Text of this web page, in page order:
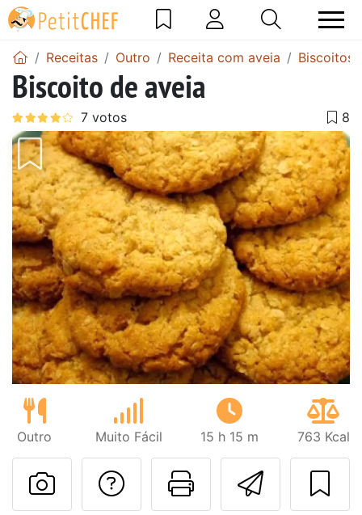
Receitas Outro Receita com aveia Biscoitos
Biscoito de aveia
Outro Muito Fácil 15 h 15 m 763 Kcal
Imprima
Falar com o autor